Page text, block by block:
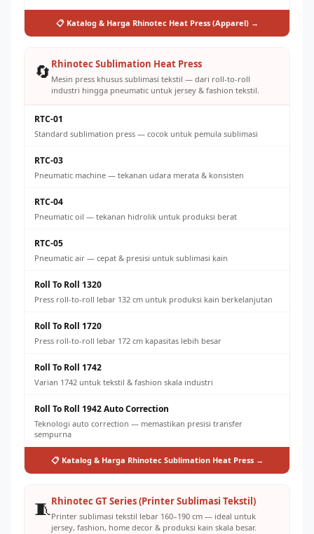
📋 Katalog & Harga Rhinotec Heat Press (Apparel) →
🔄 Rhinotec Sublimation Heat Press
Mesin press khusus sublimasi tekstil — dari roll-to-roll
industri hingga pneumatic untuk jersey & fashion tekstil.
RTC-01
Standard sublimation press — cocok untuk pemula sublimasi
RTC-03
Pneumatic machine — tekanan udara merata & konsisten
RTC-04
Pneumatic oil — tekanan hidrolik untuk produksi berat
RTC-05
Pneumatic air — cepat & presisi untuk sublimasi kain
Roll To Roll 1320
Press roll-to-roll lebar 132 cm untuk produksi kain berkelanjutan
Roll To Roll 1720
Press roll-to-roll lebar 172 cm kapasitas lebih besar
Roll To Roll 1742
Varian 1742 untuk tekstil & fashion skala industri
Roll To Roll 1942 Auto Correction
Teknologi auto correction — memastikan presisi transfer
sempurna
📋 Katalog & Harga Rhinotec Sublimation Heat Press →
🧵Rhinotec GT Series (Printer Sublimasi Tekstil)
Printer sublimasi tekstil lebar 160–190 cm — ideal untuk
jersey, fashion, home decor & produksi kain skala besar.